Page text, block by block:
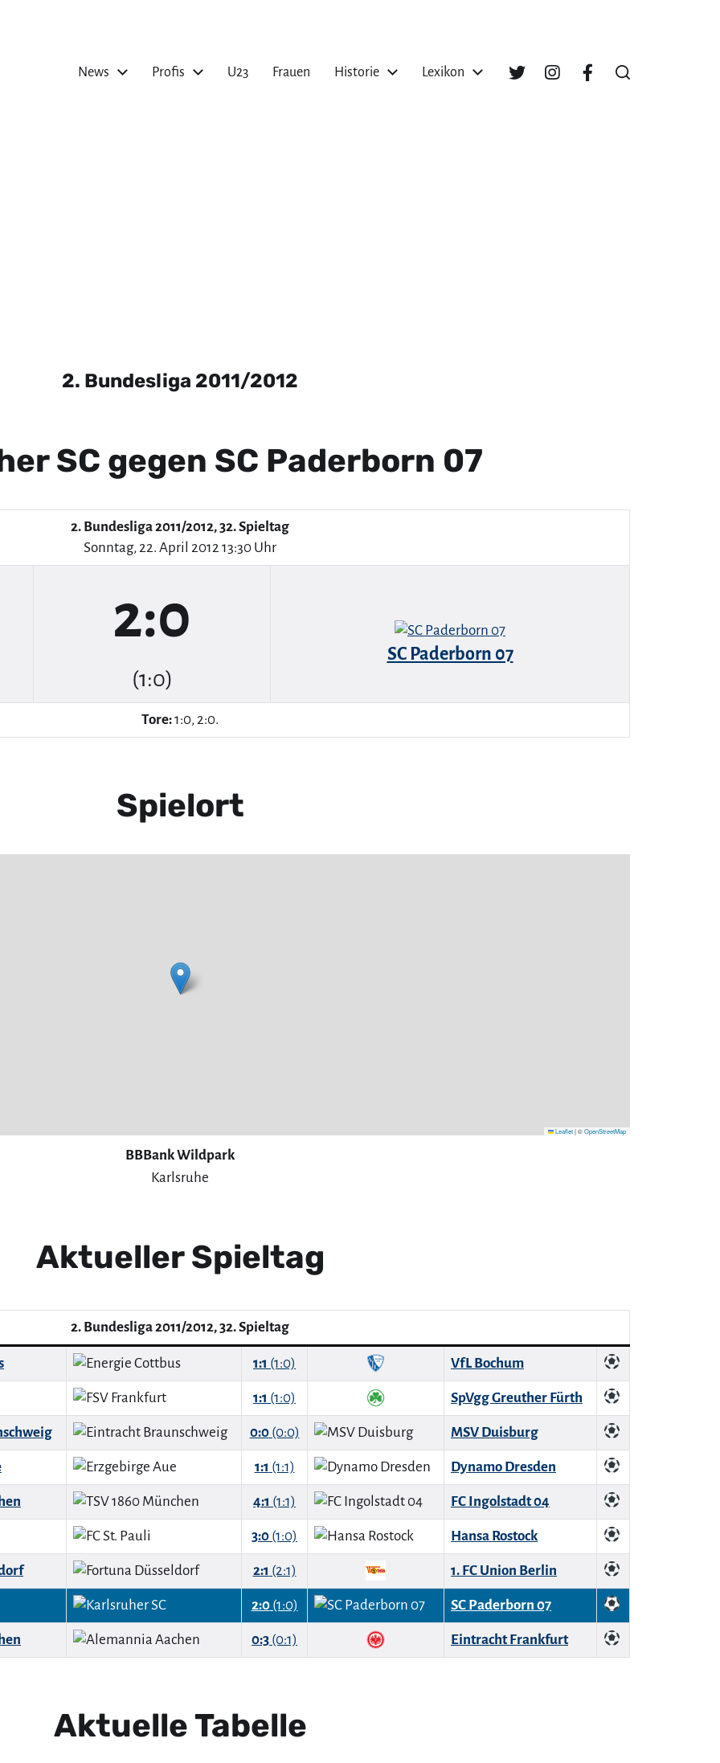
News Profis U23 Frauen Historie Lexikon
2. Bundesliga 2011/2012
SC gegen SC Paderborn 07
2. Bundesliga 2011/2012, 32. Spieltag
Sonntag, 22. April 2012 13:30 Uhr
2:0
(1:0)
SC Paderborn 07
Tore:1:0, 2:0.
Spielort
Leaflet|©OpenStreetMap
BBBank Wildpark
Karlsruhe
Aktueller Spieltag
2. Bundesliga 2011/2012, 32. Spieltag
1:1 (1:0) VfL Bochum
1:1 (1:0) SpVgg Greuther Fürth
0:0(0:0) MSV Duisburg
1:1 (1:1) Dynamo Dresden
4:1 (1:1) FC Ingolstadt 04
3:0 (1:0) Hansa Rostock
2:1 (2:1) 1. FC Union Berlin
2:0(1:0) SC Paderborn 07
0:3 (0:1) Eintracht Frankfurt
Aktuelle Tabelle